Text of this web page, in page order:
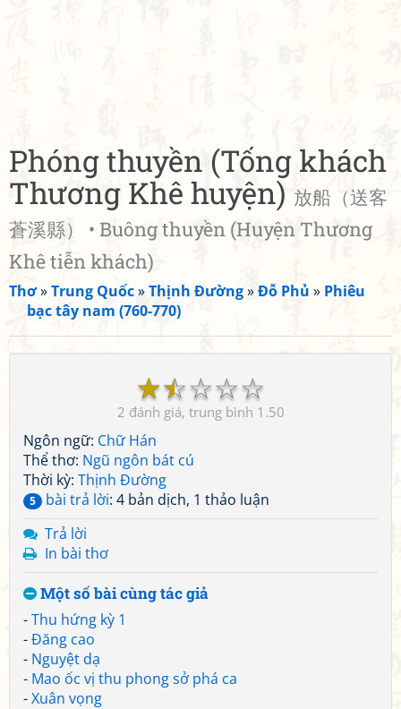
Phóng thuyền (Tống khách
Thương Khê huyện) 放船（送客
蒼溪縣） • Buông thuyền (Huyện Thương
Khê tiễn khách)
Thơ»Trung Quốc»Thịnh Đường»Đỗ Phủ » Phiêu
bạc tây nam (760-770)
☆
☆
☆
☆
☆
2 1.50
Ngôn ngữ: Chữ Hán
Thể thơ: Ngũ ngôn bát cú
Thời kỳ: Thịnh Đường
5 bài trả lời: 4 bản dịch, 1 thảo luận
Trả lời
In bài thơ
Một số bài cùng tác giả
-Thu hứng kỳ 1
-Đăng cao
- Nguyệt dạ
- Mao ốc vị thu phong sở phá ca
-Xuân vọng